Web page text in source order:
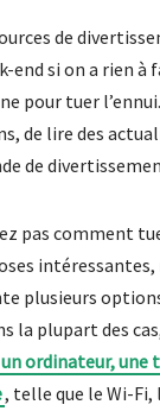
de
si on a rien à
tuer l’ennui.
de lire des
de
pas comment
intéressantes,
plusieurs
plupart des cas,
un ordinateur, une
, telle que le Wi-